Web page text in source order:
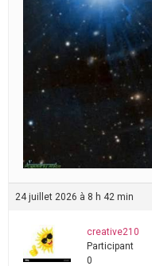
24 juillet 2026 à 8 h 42 min
creative210
Participant
0